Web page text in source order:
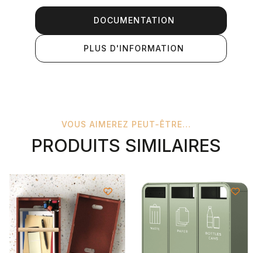
DOCUMENTATION
PLUS D'INFORMATION
VOUS AIMEREZ PEUT-ÊTRE...
PRODUITS SIMILAIRES